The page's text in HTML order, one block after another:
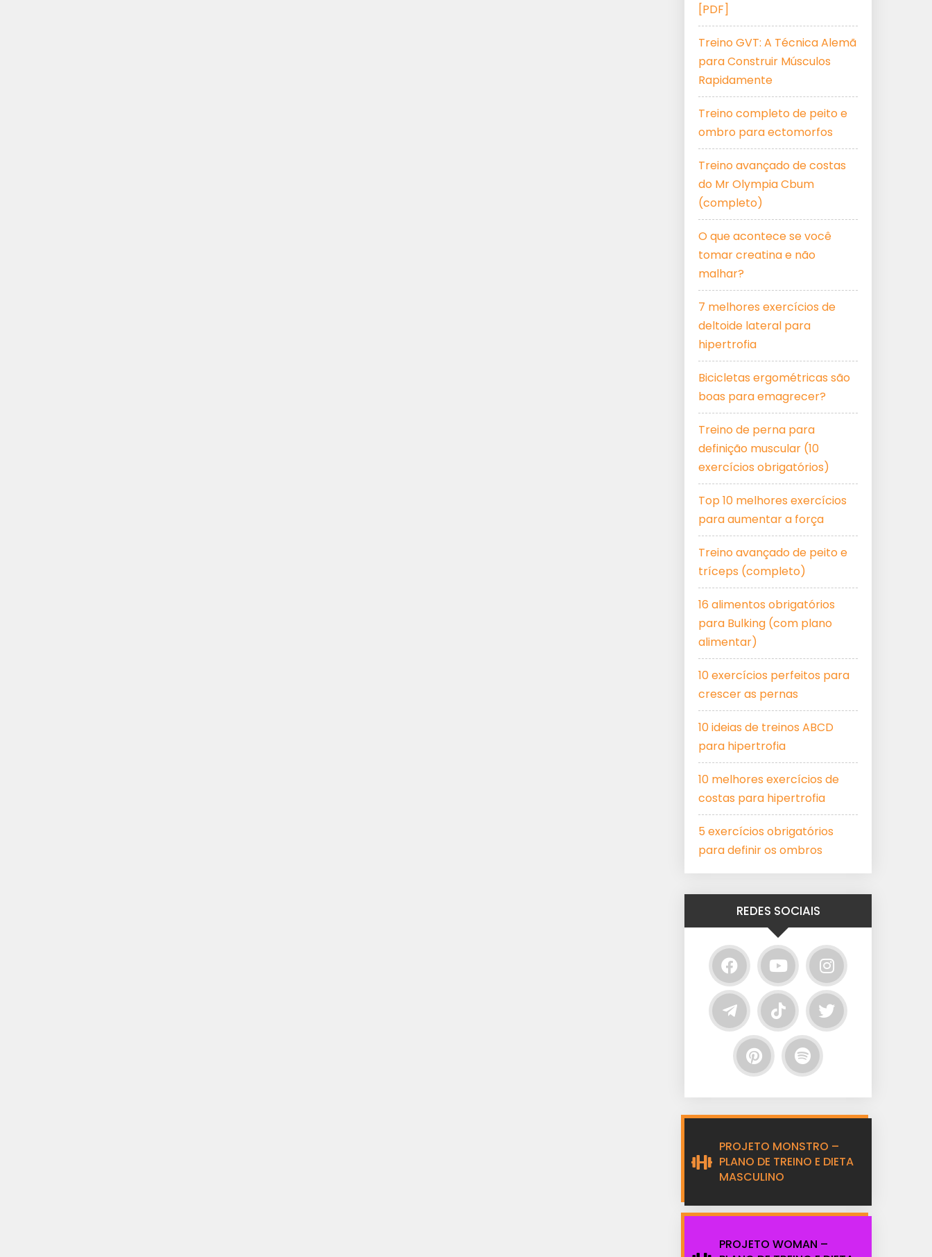
[PDF]
Treino GVT: A Técnica Alemã
para Construir Músculos
Rapidamente
Treino completo de peito e
ombro para ectomorfos
Treino avançado de costas
do Mr Olympia Cbum
(completo)
O que acontece se você
tomar creatina e não
malhar?
7 melhores exercícios de
deltoide lateral para
hipertrofia
Bicicletas ergométricas são
boas para emagrecer?
Treino de perna para
definição muscular (10
exercícios obrigatórios)
Top 10 melhores exercícios
para aumentar a força
Treino avançado de peito e
tríceps (completo)
16 alimentos obrigatórios
para Bulking (com plano
alimentar)
10 exercícios perfeitos para
crescer as pernas
10 ideias de treinos ABCD
para hipertrofia
10 melhores exercícios de
costas para hipertrofia
5 exercícios obrigatórios
para definir os ombros
REDES SOCIAIS
PROJETO MONSTRO –
PLANO DE TREINO E DIETA
MASCULINO
PROJETO WOMAN –